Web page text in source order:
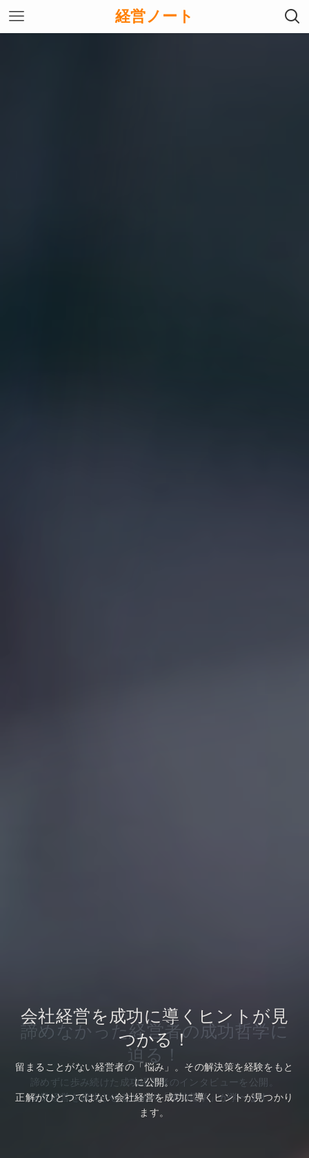
経営ノート
会社経営を成功に導くヒントが見
つかる！
留まることがない経営者の「悩み」。その解決策を経験をもと
に公開。
正解がひとつではない会社経営を成功に導くヒントが見つかり
ます。
諦めなかった経営者の成功哲学に
迫る！
諦めずに歩み続けた成功経営者のインタビューを公開。
企業経営を成功させるための「成功哲学」が学べます。
会社経営を成功に導くヒントが見
つかる！
留まることがない経営者の「悩み」。その解決策を経験をもと
に公開。
正解がひとつではない会社経営を成功に導くヒントが見つかり
ます。